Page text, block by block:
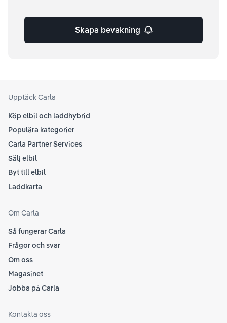
Skapa bevakning
Upptäck Carla
Köp elbil och laddhybrid
Populära kategorier
Carla Partner Services
Sälj elbil
Byt till elbil
Laddkarta
Om Carla
Så fungerar Carla
Frågor och svar
Om oss
Magasinet
Jobba på Carla
Kontakta oss